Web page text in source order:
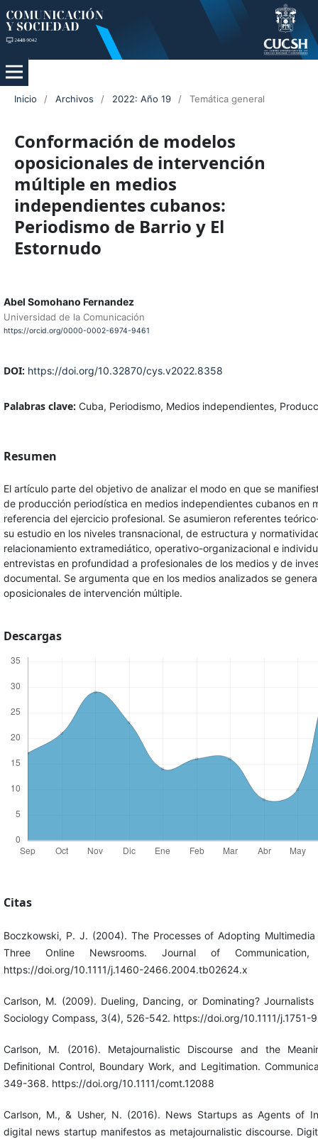
Inicio / Archivos / 2022: Año 19 / Temática general
Conformación de modelos
oposicionales de intervención
múltiple en medios
independientes cubanos:
Periodismo de Barrio y El
Estornudo
Abel Somohano Fernandez
Universidad de la Comunicación
https://orcid.org/0000-0002-6974-9461
DOI: https://doi.org/10.32870/cys.v2022.8358
Palabras clave: Cuba, Periodismo, Medios independientes,
Resumen
El artículo parte del objetivo de analizar el modo en que se
de producción periodística en medios independientes cubanos en
referencia del ejercicio profesional. Se asumieron referentes
su estudio en los niveles transnacional, de estructura y
relacionamiento extramediático, operativo-organizacional e
entrevistas en profundidad a profesionales de los medios y de
documental. Se argumenta que en los medios analizados se
oposicionales de intervención múltiple.
Descargas
Citas
Boczkowski, P. J. (2004). The Processes of Adopting
Three Online Newsrooms. Journal of
https://doi.org/10.1111/j.1460-2466.2004.tb02624.x
Carlson, M. (2009). Dueling, Dancing, or Dominating?
Sociology Compass, 3(4), 526-542. https://doi.org/10.1111/j.1751-
Carlson, M. (2016). Metajournalistic Discourse and the
Deﬁnitional Control, Boundary Work, and Legitimation.
349-368. https://doi.org/10.1111/comt.12088
Carlson, M., & Usher, N. (2016). News Startups as Agents of
digital news startup manifestos as metajournalistic discourse.